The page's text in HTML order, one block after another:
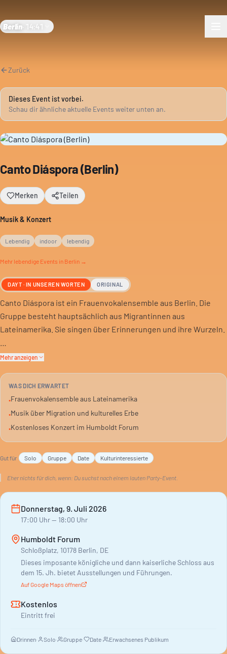
Berlin 14:41
Zurück
Dieses Event ist vorbei.
Schau dir ähnliche aktuelle Events weiter unten an.
Canto Diáspora (Berlin)
Merken Teilen
Musik & Konzert
Lebendig indoor lebendig
Mehr lebendige Events in Berlin →
DAYT · IN UNSEREN WORTEN ORIGINAL
Canto Diáspora ist ein Frauenvokalensemble aus Berlin. Die
Gruppe besteht hauptsächlich aus Migrantinnen aus
Lateinamerika. Sie singen über Erinnerungen und ihre Wurzeln.
Der Chor wurde 2022 gegründet. Carolina Riaño aus Kolumbien
kulturellem Erbe und gelebter Erfahrung.
Die Musik ist von mündlichen und musikalischen Traditionen
Lebenskraft und Freude. Das Ensemble feiert so seine
Mehr anzeigen
WAS DICH ERWARTET
•Frauenvokalensemble aus Lateinamerika
•Musik über Migration und kulturelles Erbe
•Kostenloses Konzert im Humboldt Forum
Gut für Solo Gruppe Date Kulturinteressierte
Eher nichts für dich, wenn: Du suchst nach einem lauten Party-Event.
Donnerstag, 9. Juli 2026
17:00 Uhr— 18:00 Uhr
Humboldt Forum
Schloßplatz, 10178 Berlin, DE
Dieses imposante königliche und dann kaiserliche Schloss aus
dem 15. Jh. bietet Ausstellungen und Führungen.
Auf Google Maps öffnen
Kostenlos
Eintritt frei
Drinnen· Solo· Gruppe· Date· Erwachsenes Publikum